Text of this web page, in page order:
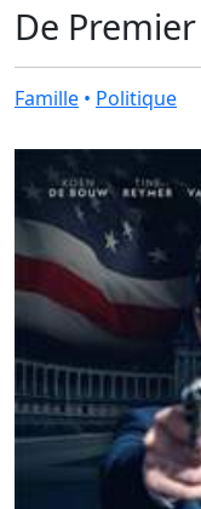
De Premier
Famille • Politique